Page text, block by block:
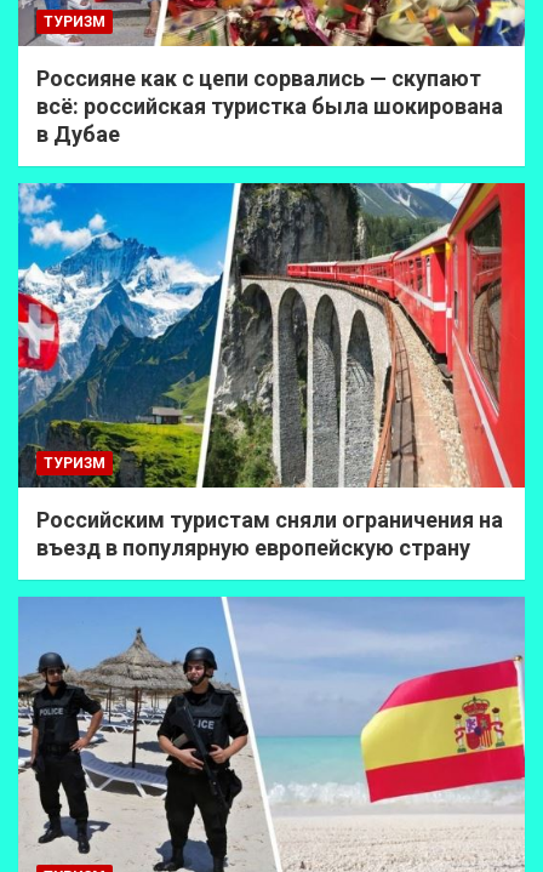
ТУРИЗМ
Россияне как с цепи сорвались — скупают
всё: российская туристка была шокирована
в Дубае
ТУРИЗМ
Российским туристам сняли ограничения на
въезд в популярную европейскую страну